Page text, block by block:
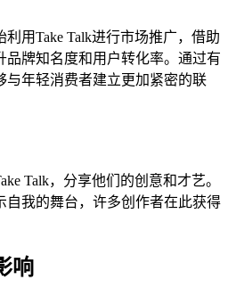
用Take Talk进行市场推广，借助
品牌知名度和用户转化率。通过有
与年轻消费者建立更加紧密的联
Talk，分享他们的创意和才艺。
自我的舞台，许多创作者在此获得
响